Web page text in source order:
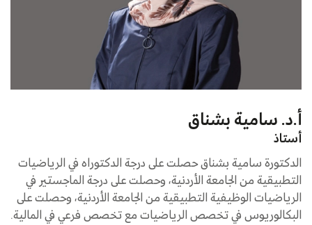
أ.د. سامية بشناق
أستاذ
الدكتورة سامية بشناق حصلت على درجة الدكتوراه في الرياضيات
التطبيقية من الجامعة الأردنية، وحصلت على درجة الماجستير في
الرياضيات الوظيفية التطبيقية من الجامعة الأردنية، وحصلت على
البكالوريوس في تخصص الرياضيات مع تخصص فرعي في المالية.